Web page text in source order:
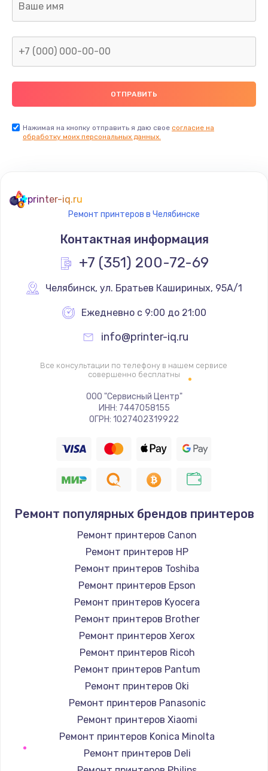
Ремонт капиллярной трубки
400 руб.
Заказать
Замена термостата
1200 руб.
Заказать
Замена реле
700 руб.
Заказать
Замена ТЭНа
Заказать
Замена шнура
Заказать
Замена / ремонт электронного модуля
управления
600 руб.
Заказать
Замена конфорки
Заказать
Замена платы сенсора
Заказать
Замена регулятора режимов конфорки
Нажимая на кнопку отправить я даю свое согласие на
обработку моих персональных данных.
printer-iq.ru
Ремонт принтеров в Челябинске
Контактная информация
+7 (351) 200-72-69
Челябинск, ул. Братьев Кашириных, 95А/1
Ежедневно с 9:00 до 21:00
info@printer-iq.ru
Все консультации по телефону в нашем сервисе
совершенно бесплатны
ООО "Сервисный Центр"
ИНН: 7447058155
ОГРН: 1027402319922
Ремонт популярных брендов принтеров
Ремонт принтеров Canon
Ремонт принтеров HP
Ремонт принтеров Toshiba
Ремонт принтеров Epson
Ремонт принтеров Kyocera
Ремонт принтеров Brother
Ремонт принтеров Xerox
Ремонт принтеров Ricoh
Ремонт принтеров Pantum
Ремонт принтеров Oki
Ремонт принтеров Panasonic
Ремонт принтеров Xiaomi
Ремонт принтеров Konica Minolta
Ремонт принтеров Deli